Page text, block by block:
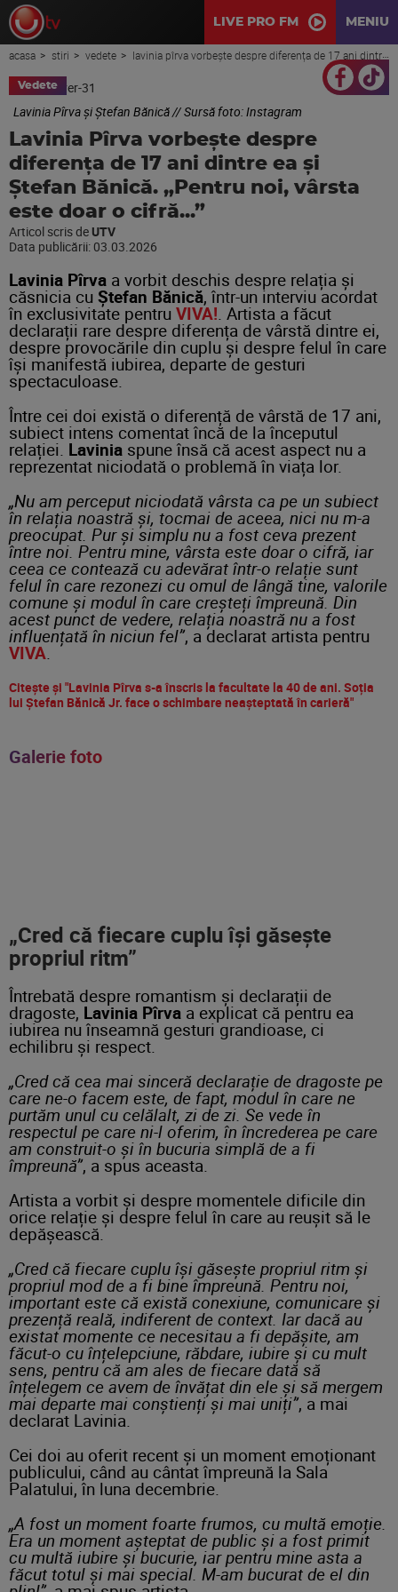
LIVE PRO FM MENIU
acasa stiri vedete lavinia pîrva vorbește despre diferența de 17 ani dintre ea și ștefan bănică. „pentru noi, vârsta este doar o cifră...”
Vedete
Lavinia Pîrva și Ștefan Bănică // Sursă foto: Instagram
Lavinia Pîrva vorbește despre
diferența de 17 ani dintre ea și
Ștefan Bănică. „Pentru noi, vârsta
este doar o cifră...”
Articol scris de UTV
Data publicării: 03.03.2026
Lavinia Pîrva a vorbit deschis despre relația și
căsnicia cu Ștefan Bănică, într-un interviu acordat
în exclusivitate pentru VIVA!. Artista a făcut
declarații rare despre diferența de vârstă dintre ei,
despre provocările din cuplu și despre felul în care
își manifestă iubirea, departe de gesturi
spectaculoase.
Între cei doi există o diferență de vârstă de 17 ani,
subiect intens comentat încă de la începutul
relației. Lavinia spune însă că acest aspect nu a
reprezentat niciodată o problemă în viața lor.
„Nu am perceput niciodată vârsta ca pe un subiect
în relația noastră și, tocmai de aceea, nici nu m-a
preocupat. Pur și simplu nu a fost ceva prezent
între noi. Pentru mine, vârsta este doar o cifră, iar
ceea ce contează cu adevărat într-o relație sunt
felul în care rezonezi cu omul de lângă tine, valorile
comune și modul în care creșteți împreună. Din
acest punct de vedere, relația noastră nu a fost
influențată în niciun fel”, a declarat artista pentru
VIVA.
Citește și "Lavinia Pîrva s-a înscris la facultate la 40 de ani. Soția
lui Ștefan Bănică Jr. face o schimbare neașteptată în carieră"
Galerie foto
„Cred că fiecare cuplu își găsește
propriul ritm”
Întrebată despre romantism și declarații de
dragoste, Lavinia Pîrva a explicat că pentru ea
iubirea nu înseamnă gesturi grandioase, ci
echilibru și respect.
„Cred că cea mai sinceră declarație de dragoste pe
care ne-o facem este, de fapt, modul în care ne
purtăm unul cu celălalt, zi de zi. Se vede în
respectul pe care ni-l oferim, în încrederea pe care
am construit-o și în bucuria simplă de a fi
împreună”, a spus aceasta.
Artista a vorbit și despre momentele dificile din
orice relație și despre felul în care au reușit să le
depășească.
„Cred că fiecare cuplu își găsește propriul ritm și
propriul mod de a fi bine împreună. Pentru noi,
important este că există conexiune, comunicare și
prezență reală, indiferent de context. Iar dacă au
existat momente ce necesitau a fi depășite, am
făcut-o cu înțelepciune, răbdare, iubire și cu mult
sens, pentru că am ales de fiecare dată să
înțelegem ce avem de învățat din ele și să mergem
mai departe mai conștienți și mai uniți”, a mai
declarat Lavinia.
Cei doi au oferit recent și un moment emoționant
publicului, când au cântat împreună la Sala
Palatului, în luna decembrie.
„A fost un moment foarte frumos, cu multă emoție.
Era un moment așteptat de public și a fost primit
cu multă iubire și bucurie, iar pentru mine asta a
făcut totul și mai special. M-am bucurat de el din